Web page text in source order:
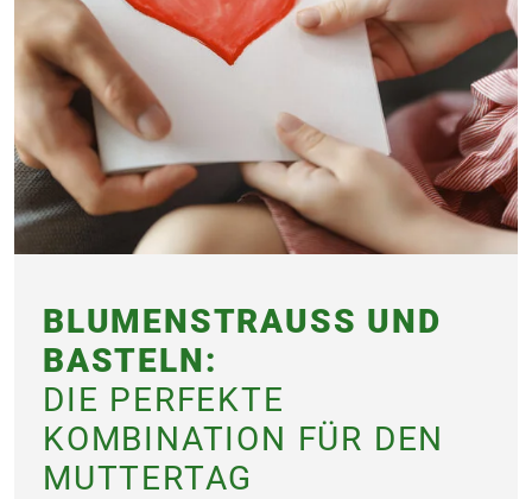
BLUMENSTRAUSS UND B
ASTELN:
DIE PERFEKTE
KOMBINATION FÜR DEN
MUTTERTAG